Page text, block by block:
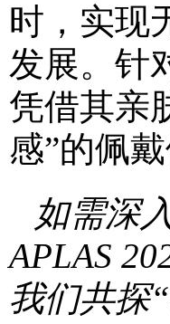
时，实现
发展。针
凭借其亲
感”的佩戴
如需深
APLAS
我们共探